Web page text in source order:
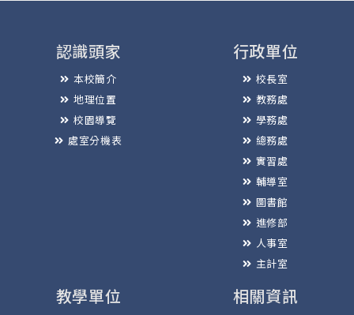
認識頭家
本校簡介
地理位置
校園導覽
處室分機表
行政單位
校長室
教務處
學務處
總務處
實習處
輔導室
圖書館
進修部
人事室
主計室
教學單位 相關資訊